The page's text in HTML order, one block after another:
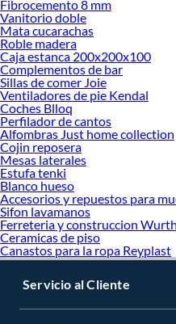
Fibrocemento 8 mm
Vanitorio doble
Mata cucarachas
Roble madera
Caja estanca 200x200x100
Complementos de bar
Sillas de comer Joie
Ventiladores de pie Kendal
Coches Blloq
Perfilador de cantos
Alfombras Just home collection
Cojin reposera
Mesas laterales
Estufa tenki
Blanco hueso
Accesorios y repuestos para
Sifon lavamanos
Ferreteria y construccion Wurth
Ceramicas de piso
Canastos para la ropa Reyplast
Servicio al Cliente